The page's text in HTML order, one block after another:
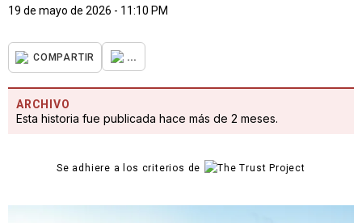
19 de mayo de 2026 - 11:10 PM
COMPARTIR ...
ARCHIVO
Esta historia fue publicada hace más de 2 meses.
Se adhiere a los criterios de